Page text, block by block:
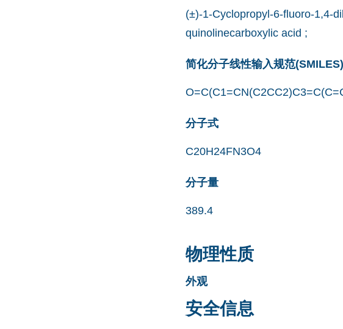
(±)-1-Cyclopropyl-6-fluoro-1,4-
quinolinecarboxylic acid ;
简化分子线性输入规范(SMILES)
分子式
C20H24FN3O4
分子量
389.4
物理性质
外观
安全信息